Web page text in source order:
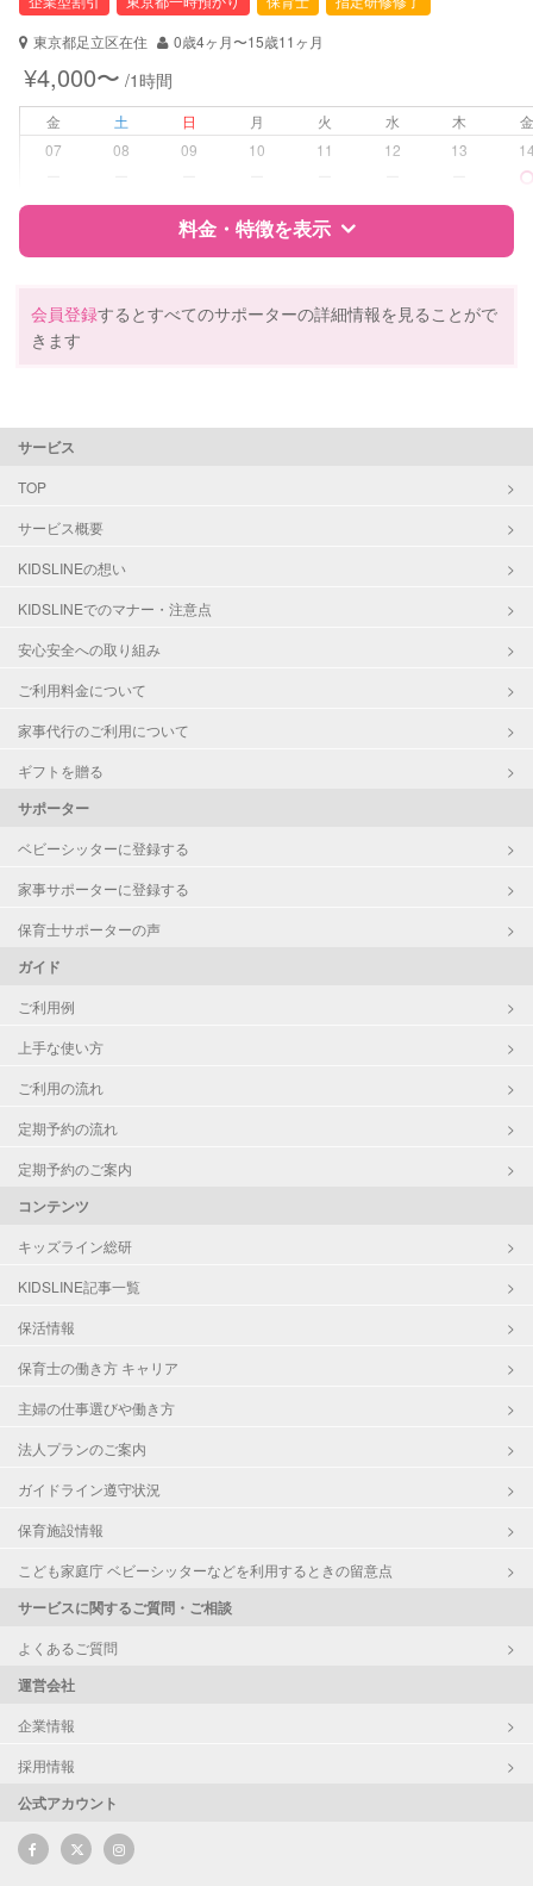
お子様の撮影
（定期特典）
対応可能
対応可能/特徴
送迎サポート
早朝対応
病児対応 病児、病後児、ともに不可
障がい児対応 対応可否は個別に相談
レッスン 音楽レッスン
定期予約 お引き受けしていません
お子様の撮影
対応不可
東京都足立区在住
0歳4ヶ月〜15歳11ヶ月
¥4,000〜 /1時間
金 土 日 月 火 水 木
07
08 09 10 11 12 13
料金・特徴を表示
資格
企業型割引対象(旧内閣府補助対象)
対応可能/特徴
病児対応
障がい児対応
定期予約
お子様の撮影
会員登録するとすべてのサポーターの詳細情報を見ることがで
きます
サービス
TOP
サービス概要
KIDSLINEの想い
KIDSLINEでのマナー・注意点
安心安全への取り組み
ご利用料金について
家事代行のご利用について
ギフトを贈る
サポーター
ベビーシッターに登録する
家事サポーターに登録する
保育士サポーターの声
ガイド
ご利用例
上手な使い方
ご利用の流れ
定期予約の流れ
定期予約のご案内
コンテンツ
キッズライン総研
KIDSLINE記事一覧
保活情報
保育士の働き方 キャリア
主婦の仕事選びや働き方
法人プランのご案内
ガイドライン遵守状況
保育施設情報
こども家庭庁 ベビーシッターなどを利用するときの留意点
サービスに関するご質問・ご相談
よくあるご質問
運営会社
企業情報
採用情報
公式アカウント